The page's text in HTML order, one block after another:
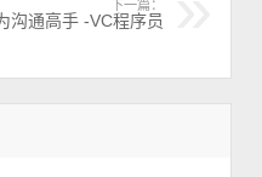
下一篇：
沟通高手 -VC程序员